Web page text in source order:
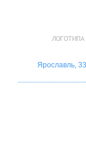
Ярославль,